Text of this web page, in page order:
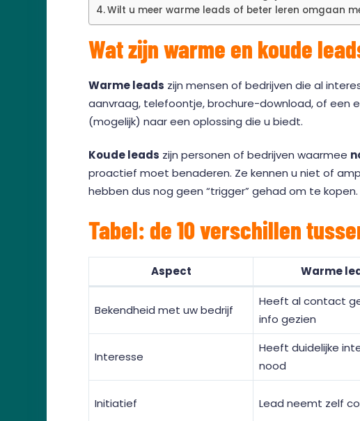
Wilt u meer warme leads of beter leren omgaan
Wat zijn warme en koude
Warme leads zijn mensen of bedrijven die al
aanvraag, telefoontje, brochure-download, of een
(mogelijk) naar een oplossing die u biedt.
Koude leads zijn personen of bedrijven waarmee
proactief moet benaderen. Ze kennen u niet of
hebben dus nog geen “trigger” gehad om te kopen.
Tabel: de 10 verschillen
Aspect Warme
Bekendheid met uw bedrijf
Heeft al contact
info gezien
Interesse
Heeft duidelijke
nood
Initiatief Lead neemt zelf